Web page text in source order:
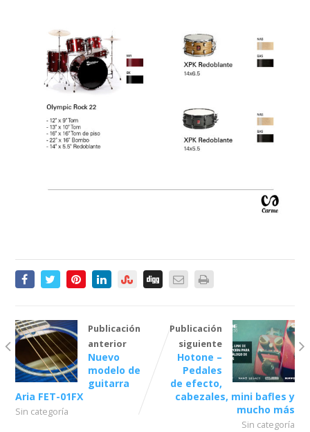
Publicación
anterior
Nuevo
modelo de
guitarra
Aria FET-01FX
Sin categoría
Publicación
siguiente
Hotone –
Pedales
de efecto,
cabezales, mini bafles y
mucho más
Sin categoría